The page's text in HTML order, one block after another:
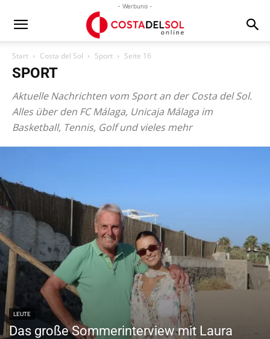
- Werbung -
Start Costa del Sol Sport Seite 16
SPORT
Aktuelle Nachrichten vom Sport an der Costa del Sol.
Alles über den FC Málaga, Unicaja Málaga im
Basketball, Tennis, Golf und vieles mehr
LEUTE
Das große Sommerinterview mit Laura